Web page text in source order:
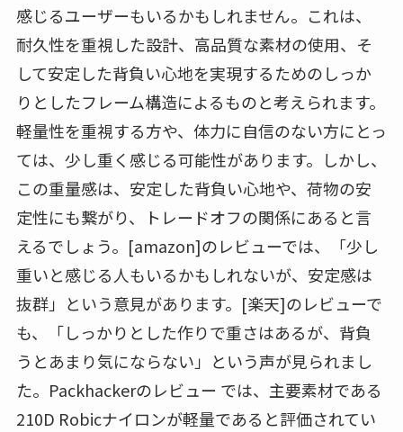
感じるユーザーもいるかもしれません。これは、
耐久性を重視した設計、高品質な素材の使用、そ
して安定した背負い心地を実現するためのしっか
りとしたフレーム構造によるものと考えられます。
軽量性を重視する方や、体力に自信のない方にとっ
ては、少し重く感じる可能性があります。しかし、
この重量感は、安定した背負い心地や、荷物の安
定性にも繋がり、トレードオフの関係にあると言
えるでしょう。[amazon]のレビューでは、「少し
重いと感じる人もいるかもしれないが、安定感は
抜群」という意見があります。[楽天]のレビューで
も、「しっかりとした作りで重さはあるが、背負
うとあまり気にならない」という声が見られまし
た。Packhackerのレビュー では、主要素材である
210D Robicナイロンが軽量であると評価されてい